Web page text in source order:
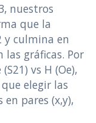
nuestros
que la
y culmina en
las gráficas. Por
vs H (Oe),
elegir las
pares (x,y),